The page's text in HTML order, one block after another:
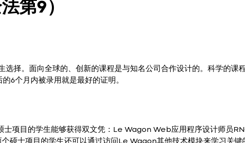
第9）
选择。面向全球的、创新的课程是与知名公司合作设计的。科学的课
6个月内被录用就是最好的证明。
项目的学生能够获得双文凭：Le Wagon Web应用程序设计师员